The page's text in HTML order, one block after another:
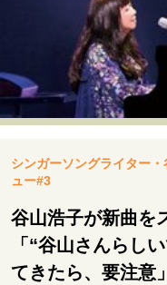
注目の記事テー
運命を変えた出会い
未知への挑戦
表現者の葛藤
人
キャリア・働き方
シンガーソングライター
ュー#3
谷山浩子が新曲を
「“谷山さんらし
てきたら、要注意」